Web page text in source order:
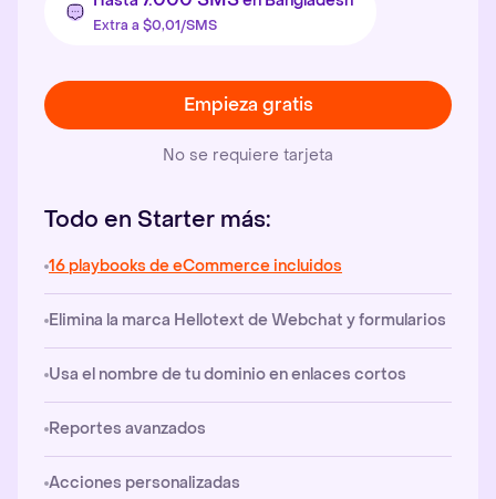
Extra a $0,01/SMS
Empieza gratis
No se requiere tarjeta
Todo en Starter más:
16 playbooks de eCommerce incluidos
Elimina la marca Hellotext de Webchat y formularios
Usa el nombre de tu dominio en enlaces cortos
Reportes avanzados
Acciones personalizadas